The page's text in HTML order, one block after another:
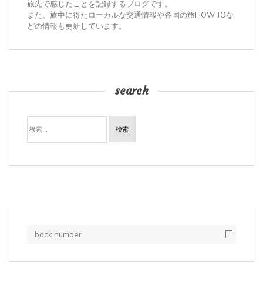
旅先で感じたことを記録するブログです。
また、旅中に得たローカルな交通情報や各国の旅HOW TOな
どの情報も更新しています。
search
検
索:
back number